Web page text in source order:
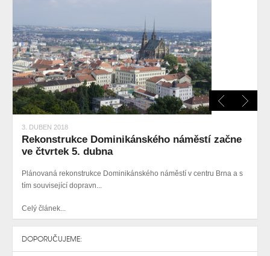
3. DUBEN 2018
Rekonstrukce Dominikánského náměstí začne
ve čtvrtek 5. dubna
Plánovaná rekonstrukce Dominikánského náměstí v centru Brna a s
tím související dopravn...
Celý článek...
DOPORUČUJEME: